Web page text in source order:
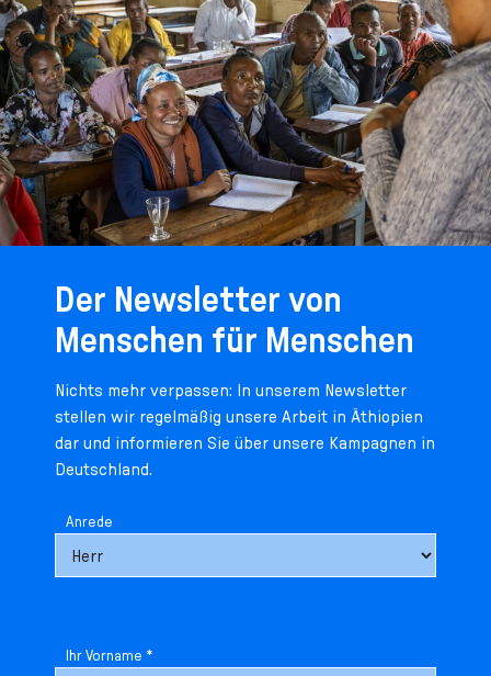
Der Newsletter von
Menschen für Menschen
Nichts mehr verpassen: In unserem Newsletter
stellen wir regelmäßig unsere Arbeit in Äthiopien
dar und informieren Sie über unsere Kampagnen in
Deutschland.
Anrede
Ihr Vorname *